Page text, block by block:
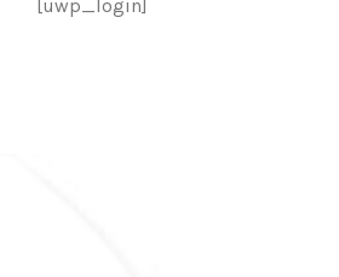
[uwp_login]